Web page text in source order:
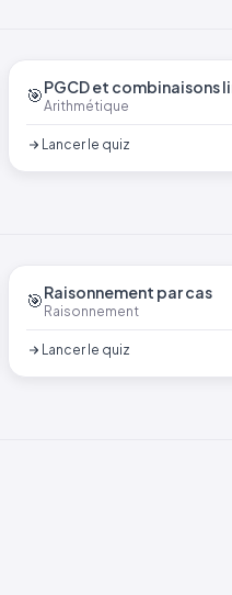
🎯PGCD et combinaisons
Arithmétique
Lancer le quiz
🎯Raisonnement par cas
Raisonnement
Lancer le quiz